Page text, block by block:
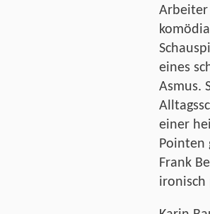
Arbeiter
eines
Asmus.
einer
Pointen
Frank
ironisch